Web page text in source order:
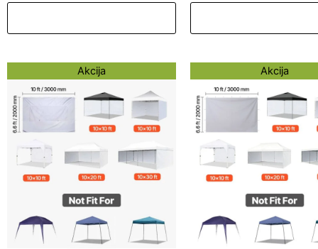
Akcija
Original
was:
82,27 €.
is:
58,07 €.
Akcija
Original
was:
96,68 €.
is: